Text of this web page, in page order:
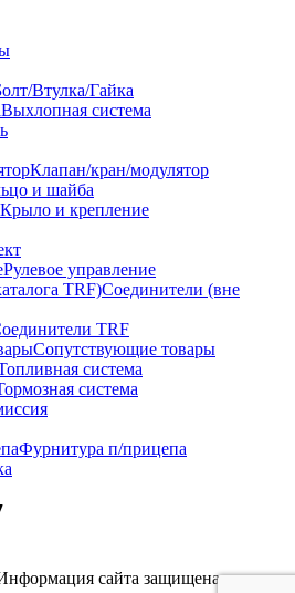
Втулка/Гайка
Выхлопная система
Клапан/кран/модулятор
и шайба
Крыло и крепление
Рулевое управление
Соединители (вне
TRF
Сопутствующие товары
система
система
Фурнитура п/прицепа
сайта защищена законом